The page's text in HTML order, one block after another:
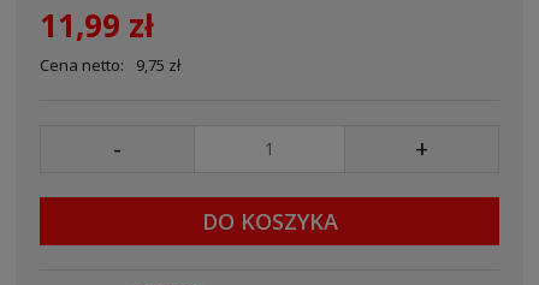
11,99 zł
Cena netto: 9,75 zł
- +
DO KOSZYKA